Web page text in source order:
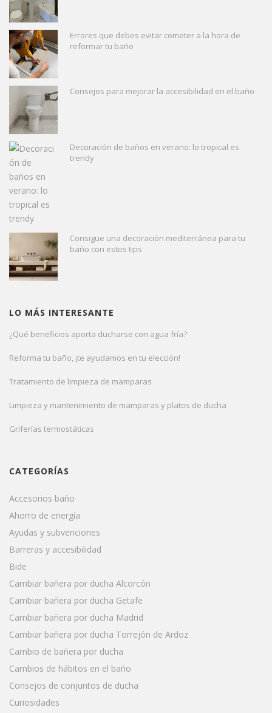
Errores que debes evitar cometer a la hora de
reformar tu baño
Consejos para mejorar la accesibilidad en el baño
Decoración de baños en verano: lo tropical es
trendy
Consigue una decoración mediterránea para tu
baño con estos tips
LO MÁS INTERESANTE
¿Qué beneficios aporta ducharse con agua fría?
Reforma tu baño, ¡te ayudamos en tu elección!
Tratamiento de limpieza de mamparas
Limpieza y mantenimiento de mamparas y platos de ducha
Griferías termostáticas
CATEGORÍAS
Accesorios baño
Ahorro de energía
Ayudas y subvenciones
Barreras y accesibilidad
Bide
Cambiar bañera por ducha Alcorcón
Cambiar bañera por ducha Getafe
Cambiar bañera por ducha Madrid
Cambiar bañera por ducha Torrejón de Ardoz
Cambio de bañera por ducha
Cambios de hábitos en el baño
Consejos de conjuntos de ducha
Curiosidades